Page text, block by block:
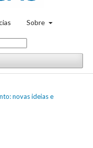
Sobre
novas ideias e